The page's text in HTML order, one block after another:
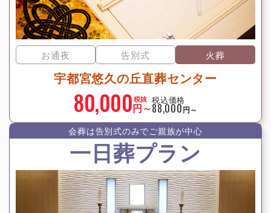
お通夜 告別式 火葬
宇都宮悠久の丘直葬センター
80,000税抜
円～
税込価格
88,000円～
会葬は告別式のみでご親族が中⼼
一日葬プラン